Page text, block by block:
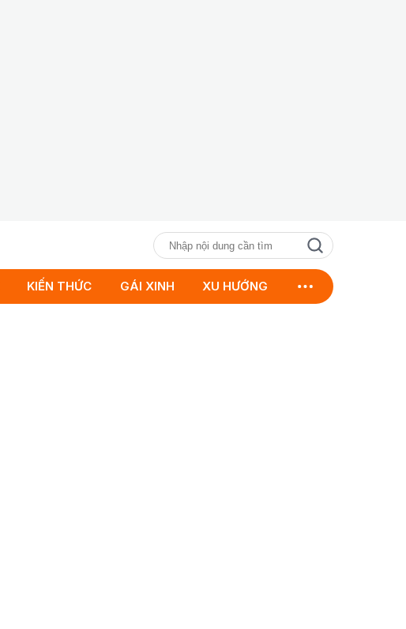
KIẾN THỨC GÁI XINH XU HƯỚNG